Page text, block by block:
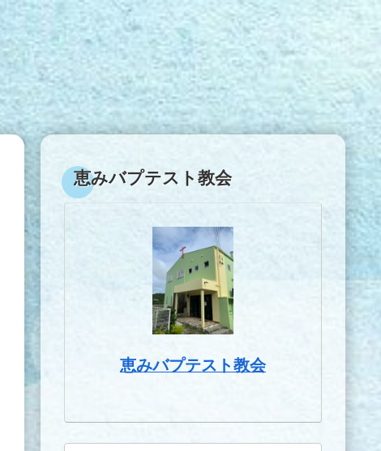
恵みバプテスト教会
恵みバプテスト教会